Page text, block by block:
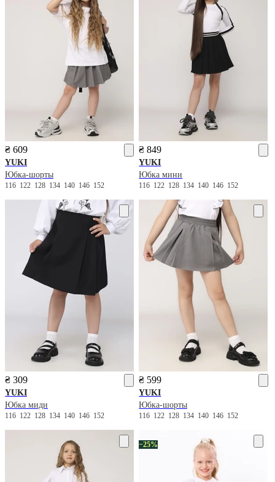
₴ 609
YUKI
Юбка-шорты
116 122 128 134 140 146 152
₴ 849
YUKI
Юбка мини
116 122 128 134 140 146 152
₴ 309
YUKI
Юбка миди
116 122 128 134 140 146 152
₴ 599
YUKI
Юбка-шорты
116 122 128 134 140 146 152
−25%